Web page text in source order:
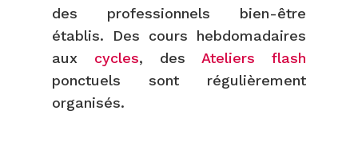
des professionnels bien-être
établis. Des cours hebdomadaires
aux cycles, desAteliers flash
ponctuels sont régulièrement
organisés.